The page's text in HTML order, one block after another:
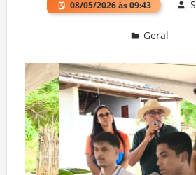
08/05/2026 às 09:43
Geral